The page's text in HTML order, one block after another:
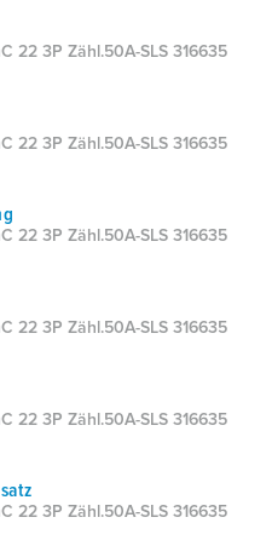
22 3P Zähl.50A-SLS 316635
22 3P Zähl.50A-SLS 316635
22 3P Zähl.50A-SLS 316635
22 3P Zähl.50A-SLS 316635
22 3P Zähl.50A-SLS 316635
22 3P Zähl.50A-SLS 316635